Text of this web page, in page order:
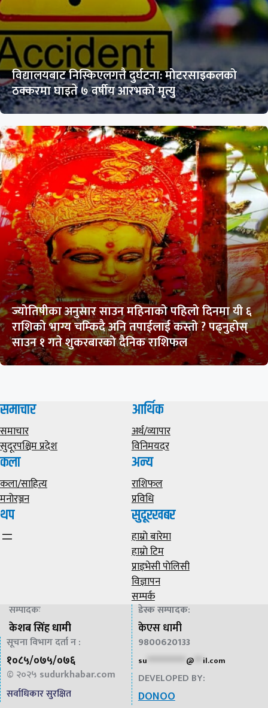
विद्यालयबाट निस्किएलगत्तै दुर्घटना: मोटरसाइकलको
ठक्करमा घाइते ७ वर्षीय आरभको मृत्यु
ज्योतिषीका अनुसार साउन महिनाको पहिलो दिनमा यी ६
राशिको भाग्य चम्किदै अनि तपाईलाई कस्तो ? पढ्नुहोस्
साउन १ गते शुकरबारको दैनिक राशिफल
समाचार
समाचार
सुदूरपश्चिम प्रदेश
आर्थिक
अर्थ/व्यापार
विनिमयदर
कला
कला/साहित्य
मनोरञ्जन
अन्य
राशिफल
प्रविधि
थप सुदूरखबर
हाम्राे बारेमा
हाम्राे टिम
प्राइभेसी पाेलिसी
विज्ञापन
सम्पर्क
सम्पादकः
केशब सिंह धामी
डेस्क सम्पादक:
केएस धामी
सूचना विभाग दर्ता न :
१०८५/०७५/०७६
9800620133
su ************* @*** il.com
© २०२५ sudurkhabar.com
सर्वाधिकार सुरक्षित
DEVELOPED BY:
DONOO